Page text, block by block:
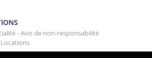
- Avis de non-responsabilité